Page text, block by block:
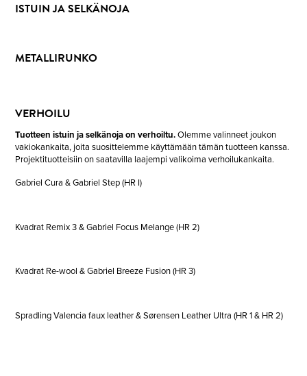
ISTUIN JA SELKÄNOJA
METALLIRUNKO
VERHOILU
Tuotteen istuin ja selkänoja on verhoiltu.Olemme valinneet joukon
vakiokankaita, joita suosittelemme käyttämään tämän tuotteen kanssa.
Projektituotteisiin on saatavilla laajempi valikoima verhoilukankaita.
Gabriel Cura & Gabriel Step (HR I)
Kvadrat Remix 3 & Gabriel Focus Melange (HR 2)
Kvadrat Re-wool & Gabriel Breeze Fusion (HR 3)
Spradling Valencia faux leather & Sørensen Leather Ultra (HR 1 & HR 2)